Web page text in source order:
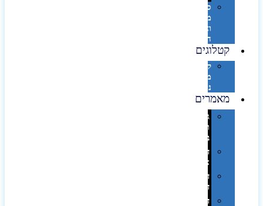
סביבת
מחשב
וציוד
היקפי
קטלוגים
קטלוג
מוצרי
נייר
מאמרים
גימורים
והשבחות
בדפוס
דפוס
אופסט
דפוס
דיגיטלי
דפוס